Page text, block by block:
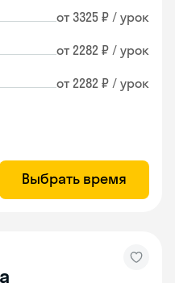
от 3325 ₽ / урок
от 2282 ₽ / урок
от 2282 ₽ / урок
Выбрать время